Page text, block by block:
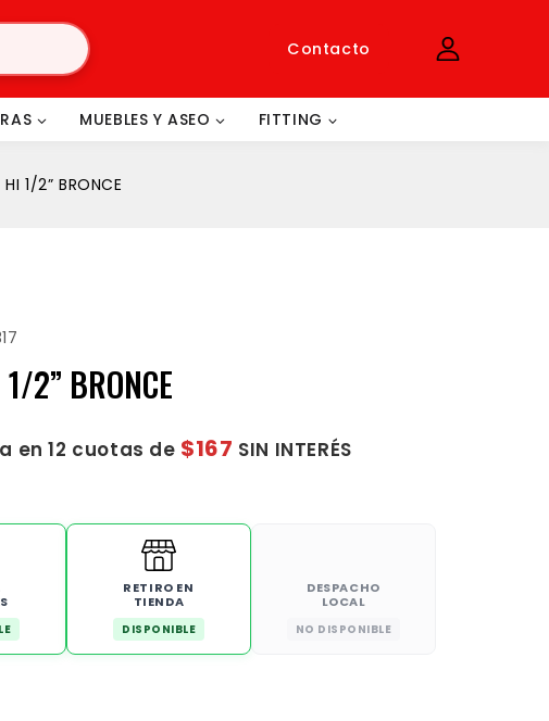
Contacto
MUEBLES Y ASEO FITTING
HI 1/2” BRONCE
2” BRONCE
en 12 cuotas de $167 SIN INTERÉS
RETIRO EN
TIENDA
DISPONIBLE
DESPACHO
LOCAL
NO DISPONIBLE